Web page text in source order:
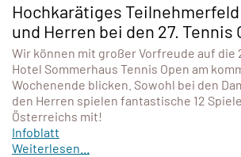
Hochkarätiges
und Herren bei den 27. Tennis
Wir können mit großer Vorfreude auf die
Hotel Sommerhaus Tennis Open am
Wochenende blicken. Sowohl bei den
den Herren spielen fantastische 12
Österreichs mit!
Infoblatt
Weiterlesen...